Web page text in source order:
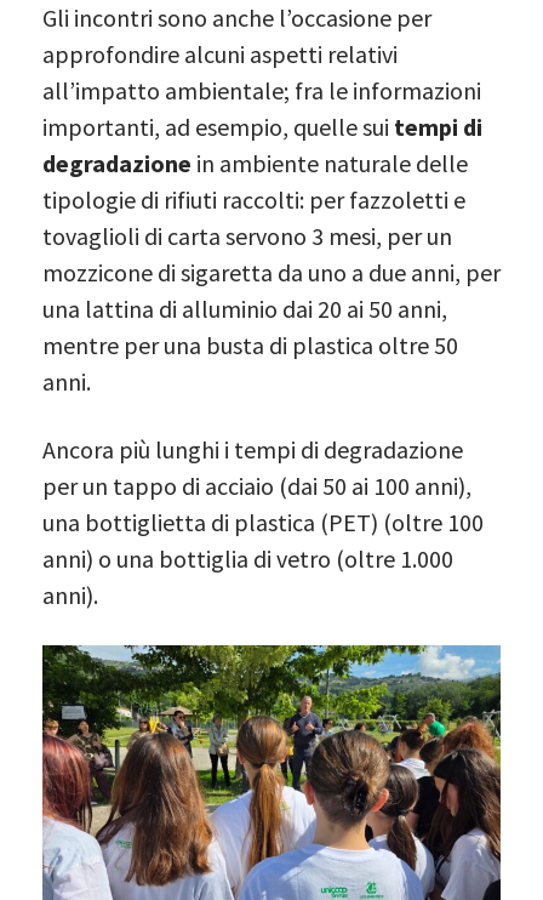
Gli incontri sono anche l’occasione per
approfondire alcuni aspetti relativi
all’impatto ambientale; fra le informazioni
importanti, ad esempio, quelle sui tempi di
degradazione in ambiente naturale delle
tipologie di rifiuti raccolti: per fazzoletti e
tovaglioli di carta servono 3 mesi, per un
mozzicone di sigaretta da uno a due anni, per
una lattina di alluminio dai 20 ai 50 anni,
mentre per una busta di plastica oltre 50
anni.
Ancora più lunghi i tempi di degradazione
per un tappo di acciaio (dai 50 ai 100 anni),
una bottiglietta di plastica (PET) (oltre 100
anni) o una bottiglia di vetro (oltre 1.000
anni).